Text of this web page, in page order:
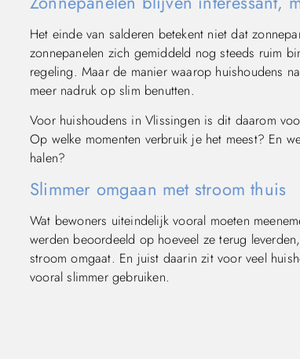
Het einde van salderen betekent niet dat
zonnepanelen zich gemiddeld nog steeds ruim
regeling. Maar de manier waarop huishoudens
meer nadruk op slim benutten.
Voor huishoudens in Vlissingen is dit daarom
Op welke momenten verbruik je het meest? En
halen?
Slimmer omgaan met stroom thuis
Wat bewoners uiteindelijk vooral moeten
werden beoordeeld op hoeveel ze terug
stroom omgaat. En juist daarin zit voor veel
vooral slimmer gebruiken.